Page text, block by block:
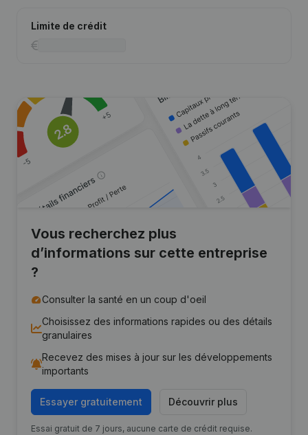
Limite de crédit
Vous recherchez plus
d’informations sur cette entreprise
?
Consulter la santé en un coup d'oeil
Choisissez des informations rapides ou des détails
granulaires
Recevez des mises à jour sur les développements
importants
Essayer gratuitement Découvrir plus
Essai gratuit de 7 jours, aucune carte de crédit requise.